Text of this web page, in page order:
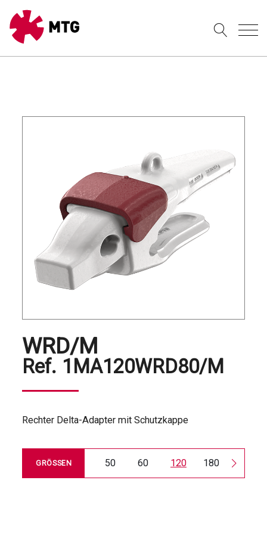
WRD/M
Ref. 1MA120WRD80/M
Rechter Delta-Adapter mit Schutzkappe
GRÖSSEN 50 60 120 180 240